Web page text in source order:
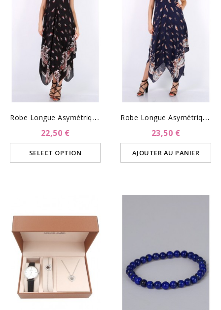
R
Obe Longue Asymétrique -...
22,50 €
SELECT OPTION
R
Obe Longue Asymétrique -...
23,50 €
AJOUTER AU PANIER